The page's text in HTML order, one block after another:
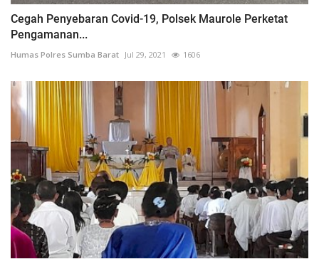
Cegah Penyebaran Covid-19, Polsek Maurole Perketat
Pengamanan...
Humas Polres Sumba Barat Jul 29, 2021 1606